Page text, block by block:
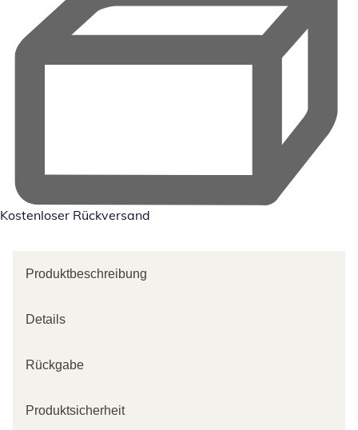
Kostenloser Rückversand
Produktbeschreibung
Details
Rückgabe
Produktsicherheit